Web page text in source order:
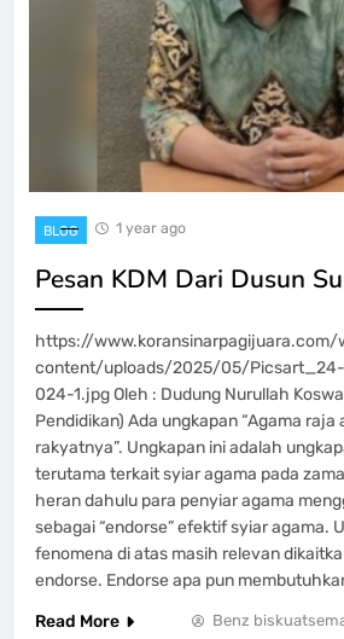
BLOG 1 year ago
Pesan KDM Dari Dusun
https://www.koransinarpagijuara.com/
content/uploads/2025/05/
024-1.jpg Oleh : Dudung Nurullah
Pendidikan) Ada ungkapan “Agama raja
rakyatnya”. Ungkapan ini adalah
terutama terkait syiar agama pada
heran dahulu para penyiar agama
sebagai “endorse” efektif syiar agama.
fenomena di atas masih relevan
endorse. Endorse apa pun
Read More
Benz